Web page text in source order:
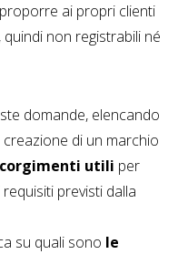
ai propri clienti
non registrabili né
domande, elencando
creazione di un marchio
utili per
previsti dalla
su quali sono le